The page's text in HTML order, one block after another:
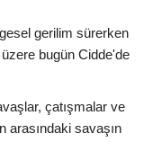
gerilim sürerken
bugün Cidde'de
çatışmalar ve
arasındaki savaşın